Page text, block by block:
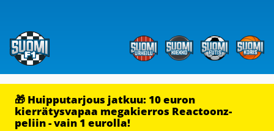
🎁 Huipputarjous jatkuu: 10 euron
kierrätysvapaa megakierros Reactoonz-
peliin - vain 1 eurolla!